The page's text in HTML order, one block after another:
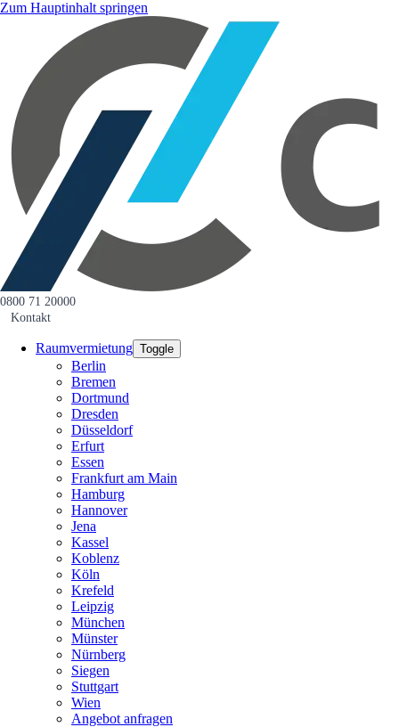
Zum Hauptinhalt springen
0800 71 20000
Kontakt
Raumvermietung Toggle
Berlin
Bremen
Dortmund
Dresden
Düsseldorf
Erfurt
Essen
Frankfurt am Main
Hamburg
Hannover
Jena
Kassel
Koblenz
Köln
Krefeld
Leipzig
München
Münster
Nürnberg
Siegen
Stuttgart
Wien
Angebot anfragen